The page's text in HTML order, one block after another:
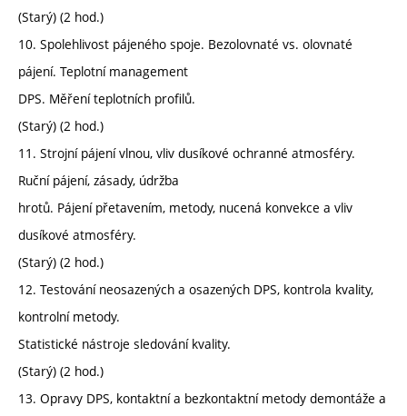
(Starý) (2 hod.)
10. Spolehlivost pájeného spoje. Bezolovnaté vs. olovnaté
pájení. Teplotní management
DPS. Měření teplotních profilů.
(Starý) (2 hod.)
11. Strojní pájení vlnou, vliv dusíkové ochranné atmosféry.
Ruční pájení, zásady, údržba
hrotů. Pájení přetavením, metody, nucená konvekce a vliv
dusíkové atmosféry.
(Starý) (2 hod.)
12. Testování neosazených a osazených DPS, kontrola kvality,
kontrolní metody.
Statistické nástroje sledování kvality.
(Starý) (2 hod.)
13. Opravy DPS, kontaktní a bezkontaktní metody demontáže a